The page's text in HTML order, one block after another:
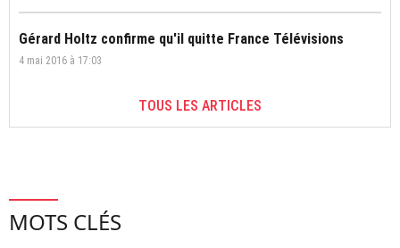
Gérard Holtz confirme qu'il quitte France Télévisions
4 mai 2016 à 17:03
TOUS LES ARTICLES
MOTS CLÉS